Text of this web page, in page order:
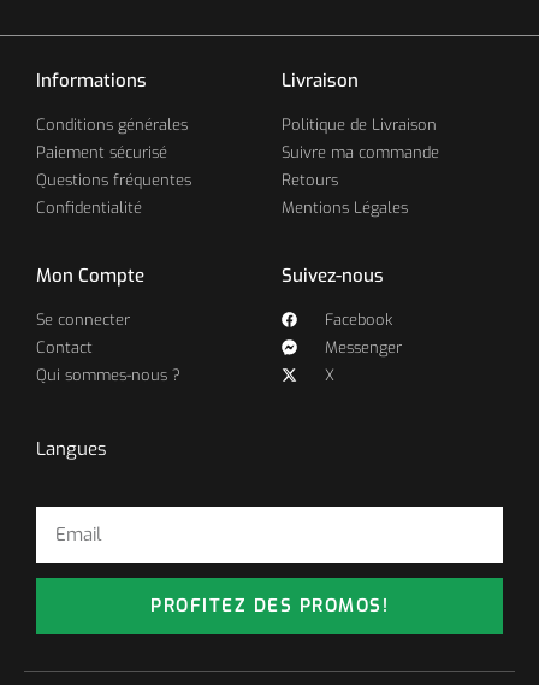
Informations
Conditions générales
Paiement sécurisé
Questions fréquentes
Confidentialité
Livraison
Politique de Livraison
Suivre ma commande
Retours
Mentions Légales
Mon Compte
Se connecter
Contact
Qui sommes-nous ?
Suivez-nous
Facebook
Messenger
X
Langues
PROFITEZ DES PROMOS!